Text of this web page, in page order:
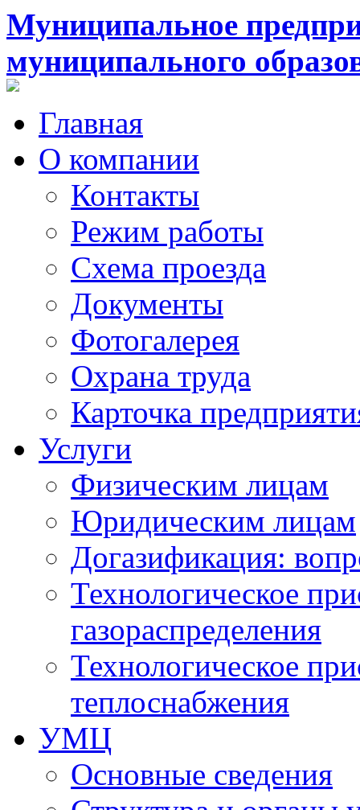
Муниципальное
муниципального
Главная
О компании
Контакты
Режим работы
Схема проезда
Документы
Фотогалерея
Охрана труда
Карточка
Услуги
Физическим лицам
Юридическим лицам
Догазификация:
Технологическое
газораспределения
Технологическое
теплоснабжения
УМЦ
Основные сведения